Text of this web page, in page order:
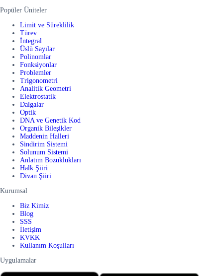
Popüler Üniteler
Limit ve Süreklilik
Türev
İntegral
Üslü Sayılar
Polinomlar
Fonksiyonlar
Problemler
Trigonometri
Analitik Geometri
Elektrostatik
Dalgalar
Optik
DNA ve Genetik Kod
Organik Bileşikler
Maddenin Halleri
Sindirim Sistemi
Solunum Sistemi
Anlatım Bozuklukları
Halk Şiiri
Divan Şiiri
Kurumsal
Biz Kimiz
Blog
SSS
İletişim
KVKK
Kullanım Koşulları
Uygulamalar